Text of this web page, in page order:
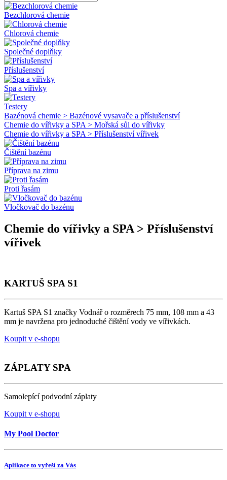
Bezchlorová chemie
Chlorová chemie
Společné doplňky
Příslušenství
Spa a vířivky
Testery
Bazénová chemie > Bazénové vysavače a příslušenství
Chemie do vířivky a SPA > Mořská sůl do vířivky
Chemie do vířivky a SPA > Příslušenství vířivek
Čištění bazénu
Příprava na zimu
Proti řasám
Vločkovač do bazénu
Chemie do vířivky a SPA > Příslušenství
vířivek
KARTUŠ SPA S1
Kartuš SPA S1 značky Vodnář o rozměrech 75 mm, 108 mm a 43
mm je navržena pro jednoduché čištění vody ve vířivkách.
Koupit v e-shopu
ZÁPLATY SPA
Samolepící podvodní záplaty
Koupit v e-shopu
My Pool Doctor
Aplikace to vyřeší za Vás